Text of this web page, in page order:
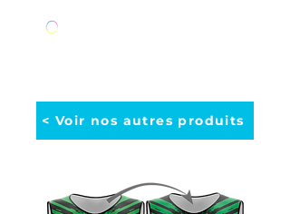
< Voir nos autres produits